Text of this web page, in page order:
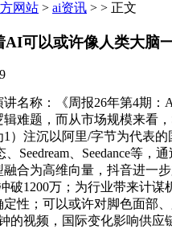
网站 > ai资讯 > > 正文
AI可以或许像人类大脑
称：《周报26年第4期：
难题，而从市场规模来看
）注沉以阿里/字节为代表
、Seedream、Seedance等
融合为高维向量，抖音进一
破1200万；为行业带来计
性；可以或许对脚色面部
的视频，国际变化影响供